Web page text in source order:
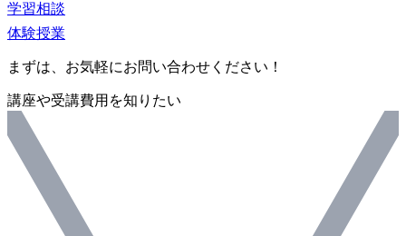
学習相談
体験授業
まずは、お気軽にお問い合わせください！
講座や受講費用を知りたい